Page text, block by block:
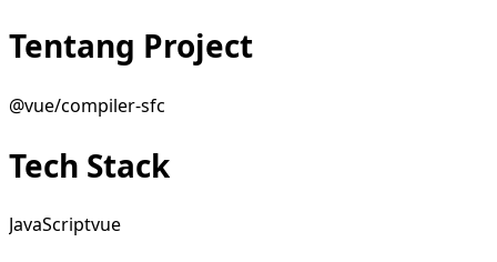
Tentang Project
@vue/compiler-sfc
Tech Stack
JavaScriptvue